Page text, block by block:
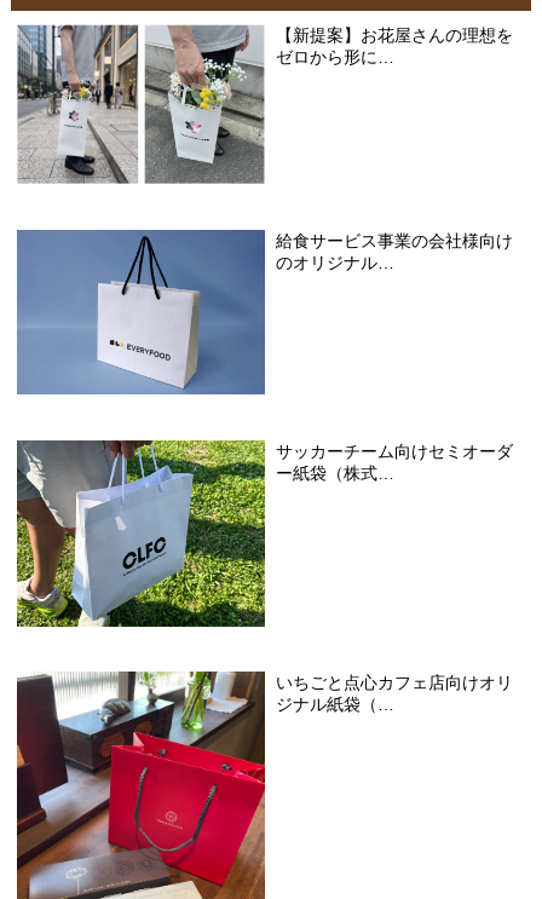
【新提案】お花屋さんの理想を
ゼロから形に…
給食サービス事業の会社様向け
のオリジナル…
サッカーチーム向けセミオーダ
ー紙袋（株式…
いちごと点心カフェ店向けオリ
ジナル紙袋（…